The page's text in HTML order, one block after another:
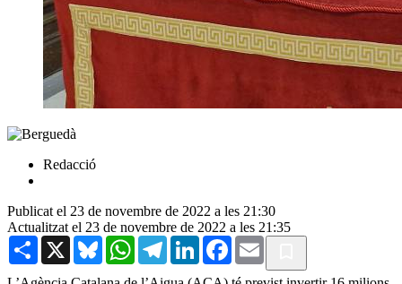
Redacció
Publicat el 23 de novembre de 2022 a les 21:30
Actualitzat el 23 de novembre de 2022 a les 21:35
Share X BlueskyWhatsAppTelegramLinkedInFacebook
Email